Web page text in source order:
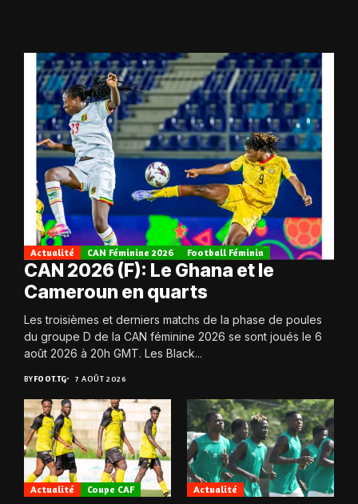
Actualité CAN Féminine 2026 Football Féminin
CAN 2026 (F): Le Ghana et le
Cameroun en quarts
Les troisièmes et derniers matchs de la phase de poules
du groupe D de la CAN féminine 2026 se sont joués le 6
août 2026 à 20h GMT. Les Black...
BYFOOT.TG 7 AOÛT 2026
Actualité Coupe CAF Actualité